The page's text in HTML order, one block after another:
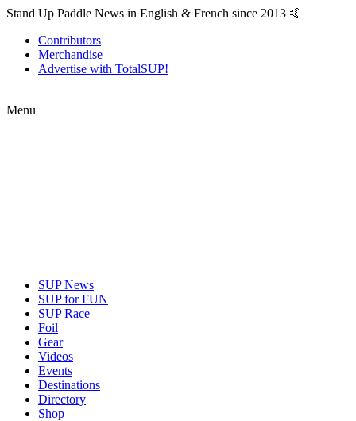
Stand Up Paddle News in English & French since 2013 🤙
Contributors
Merchandise
Advertise with TotalSUP!
Menu
SUP News
SUP for FUN
SUP Race
Foil
Gear
Videos
Events
Destinations
Directory
Shop